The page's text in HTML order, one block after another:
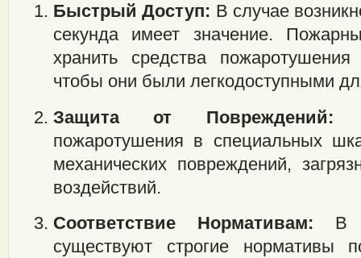
Быстрый Доступ: В случае
секунда имеет значение.
хранить средства
чтобы они были легкодоступными
Защита от Повреждений:
пожаротушения в специальных
механических повреждений,
воздействий.
Соответствие Нормативам: В
существуют строгие нормативы